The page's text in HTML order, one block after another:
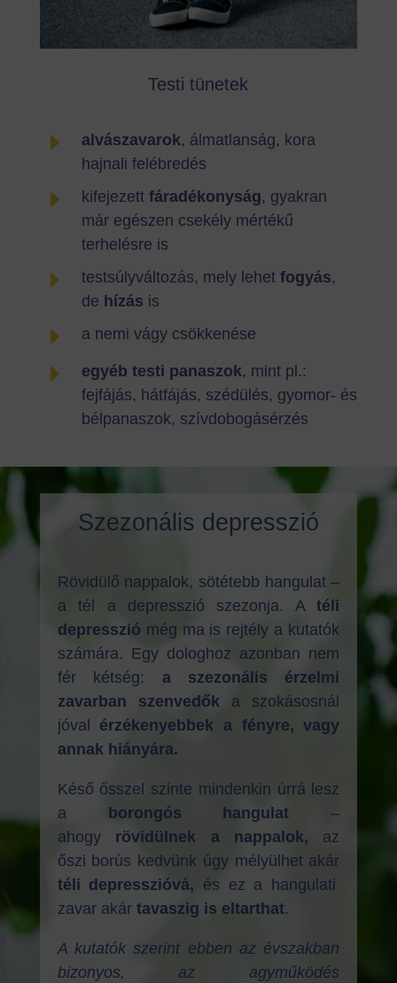
Testi tünetek
E alvászavarok, álmatlanság, kora
hajnali felébredés
E kifejezett fáradékonyság, gyakran
már egészen csekély mértékű
terhelésre is
E testsúlyváltozás, mely lehet fogyás,
de hízás is
E a nemi vágy csökkenése
E egyéb testi panaszok, mint pl.:
fejfájás, hátfájás, szédülés, gyomor- és
bélpanaszok, szívdobogásérzés
Szezonális depresszió
Rövidülő nappalok, sötétebb hangulat –
a tél a depresszió szezonja. Atéli
depresszió még ma is rejtély a kutatók
számára. Egy dologhoz azonban nem
fér kétség:
a szezonális érzelmi
zavarban szenvedők a szokásosnál
jóval
érzékenyebbek a fényre, vagy
annak hiányára.
Késő ősszel szinte mindenkin úrrá lesz
a
borongós hangulat –
ahogy rövidülnek a nappalok, az
őszi borús kedvünk úgy mélyülhet akár
téli depresszióvá, és ez a hangulati
zavar akártavaszig is eltarthat.
A kutatók szerint ebben az évszakban
bizonyos, az agyműködés